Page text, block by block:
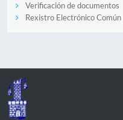
Verificación de documentos
Rexistro Electrónico Común